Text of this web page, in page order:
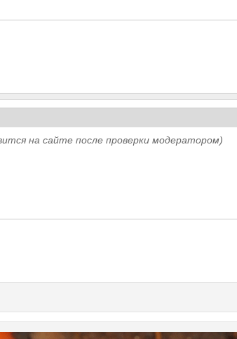
на сайте после проверки модератором)